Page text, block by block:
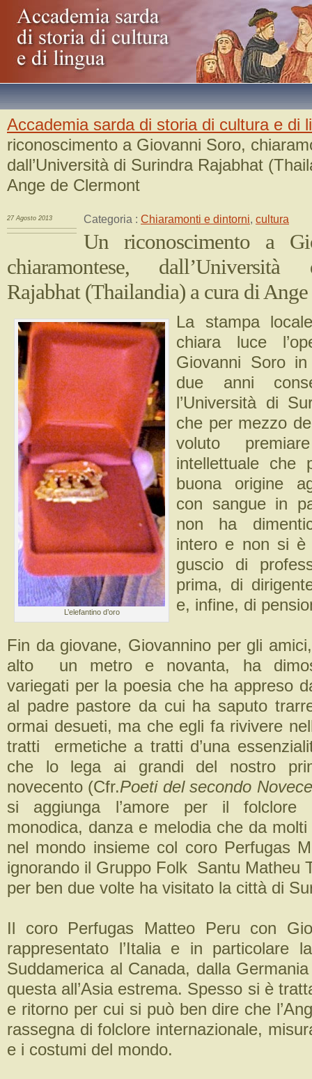
Accademia sarda di storia di cultura e di
riconoscimento a Giovanni Soro,
dall’Università di Surindra Rajabhat
Ange de Clermont
27 Agosto 2013 Categoria : Chiaramonti e dintorni, cultura
Un riconoscimento a
chiaramontese,
Rajabhat (Thailandia) a cura di
L’elefantino d’oro
La stampa
chiara luce
Giovanni Soro
due anni
l’Università di
che per mezzo
voluto
intellettuale che
buona origine
con sangue in
non ha
intero e non si è
guscio di
prima, di
e, infine, di
Fin da giovane, Giovannino per gli
alto un metro e novanta, ha
variegati per la poesia che ha appreso
al padre pastore da cui ha saputo
ormai desueti, ma che egli fa rivivere
tratti ermetiche a tratti d’una
che lo lega ai grandi del nostro
novecento (Cfr.Poeti del secondo
si aggiunga l’amore per il folclore
monodica, danza e melodia che da
nel mondo insieme col coro Perfugas
ignorando il Gruppo Folk Santu Matheu
per ben due volte ha visitato la città di
Il coro Perfugas Matteo Peru con
rappresentato l’Italia e in particolare
Suddamerica al Canada, dalla
questa all’Asia estrema. Spesso si è
e ritorno per cui si può ben dire che
rassegna di folclore internazionale,
e i costumi del mondo.